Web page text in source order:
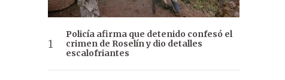
Policía afirma que detenido confesó el
crimen de Roselín y dio detalles
escalofriantes